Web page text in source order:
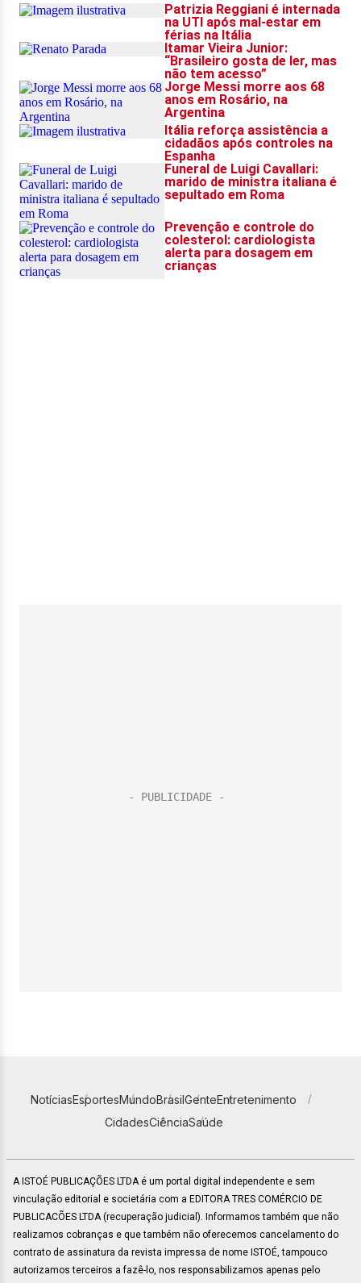
NotíciasEsportesMundoBrasilGenteEntretenimento
CidadesCiênciaSaúde
A ISTOÉ PUBLICAÇÕES LTDA é um portal digital independente e sem
vinculação editorial e societária com a EDITORA TRES COMÉRCIO DE
PUBLICACÕES LTDA (recuperação judicial). Informamos também que não
realizamos cobranças e que também não oferecemos cancelamento do
contrato de assinatura da revista impressa de nome ISTOÉ, tampouco
autorizamos terceiros a fazê-lo, nos responsabilizamos apenas pelo